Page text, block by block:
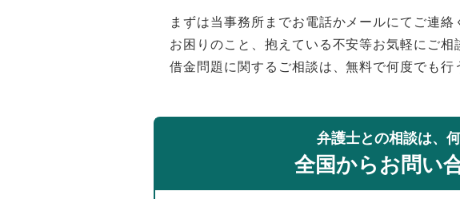
まずは当事務所までお電話かメールにてご連絡
お困りのこと、抱えている不安等お気軽にご相
借金問題に関するご相談は、無料で何度でも行
弁護士との相談は、
全国からお問い